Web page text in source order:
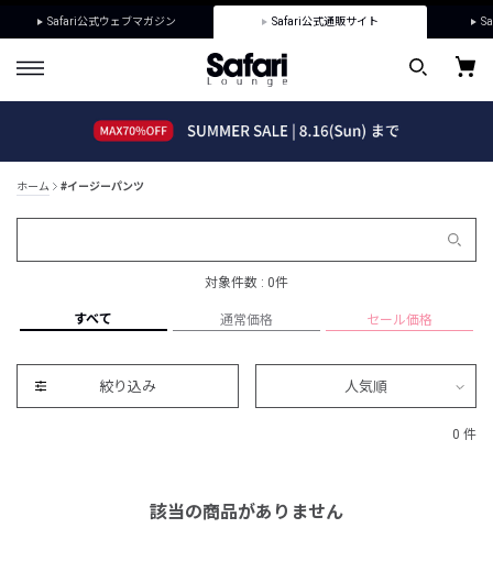
Safari公式ウェブマガジン Safari公式通販サイト
ホーム #イージーパンツ
対象件数 : 0件
すべて 通常価格 セール価格
絞り込み 人気順
0 件
該当の商品がありません